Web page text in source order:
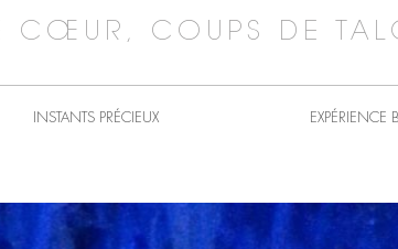
CŒUR, COUPS DE
INSTANTS PRÉCIEUX EXPÉRIENCE